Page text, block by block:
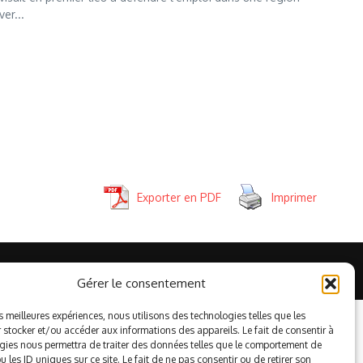
Gérer le consentement
meilleures expériences, nous utilisons des technologies telles que les
stocker et/ou accéder aux informations des appareils. Le fait de consentir à
nous permettra de traiter des données telles que le comportement de
les ID uniques sur ce site. Le fait de ne pas consentir ou de retirer son
Exporter en PDF Imprimer